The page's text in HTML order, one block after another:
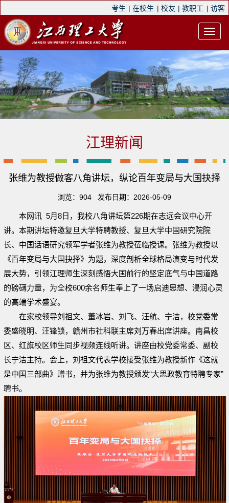
考生 | 在校生 | 校友 | 教职工 | 访客
江理新闻
张维为教授做客八角讲坛，纵论百年变局与大国抉择
浏览： 904 发布日期：2026-05-09
本网讯 5月8日，我校八角讲坛第226期在志远会议中心开
讲。本期讲坛特邀复旦大学特聘教授、复旦大学中国研究院院
长、中国话语研究领军学者张维为教授莅临授课。张维为教授以
《百年变局与大国抉择》为题，深度剖析全球格局演变与时代发
展大势，引领江理师生深刻感悟大国前行的坚定底气与中国道路
的磅礴力量，为全校600余名师生奉上了一场启迪思想、浸润心灵
的高端学术盛宴。
在家校领导刘祖文、董冰岩、刘飞、汪航、宁洁，校党委常
委盛晓明、汪锋锁，赣州市社科联主席刘万春出席讲座。南昌校
区、红旗校区师生同步视频连线听讲。讲座由校党委常委、副校
长宁洁主持。会上，刘祖文代表学校接受张维为教授新作《这就
是中国三部曲》赠书，并为张维为教授颁发“大思政教育特聘专家”
聘书。